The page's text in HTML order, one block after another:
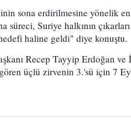
sona erdirilmesine yönelik
süreci, Suriye halkının
haline geldi" diye konuştu.
Recep Tayyip Erdoğan ve
üçlü zirvenin 3.'sü için 7